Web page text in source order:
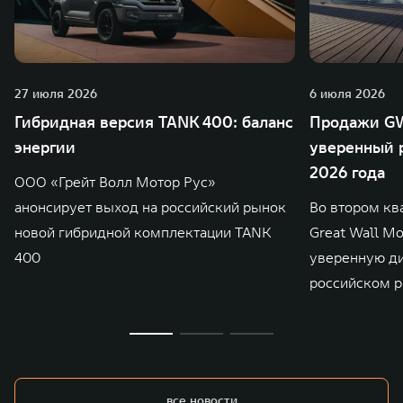
27 июля 2026
Гибридная версия TANK 400: баланс
энергии
ООО «Грейт Волл Мотор Рус»
анонсирует выход на российский рынок
новой гибридной комплектации TANK
400
6 июля 2026
Продажи
уверенный
2026 года
Во втором
Great Wall
уверенную
российском